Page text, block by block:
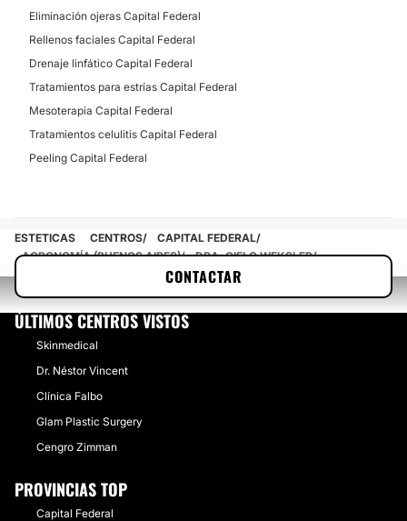
Eliminación ojeras Capital Federal
Rellenos faciales Capital Federal
Drenaje linfático Capital Federal
Tratamientos para estrías Capital Federal
Mesoterapia Capital Federal
Tratamientos celulitis Capital Federal
Peeling Capital Federal
CONTACTAR
ESTETICAS CENTROS
CAPITAL FEDERAL
AGRONOMÍA (BUENOS AIRES)
DRA. CIELO WEKSLER
ÚLTIMOS CENTROS VISTOS
Skinmedical
Dr. Néstor Vincent
Clínica Falbo
Glam Plastic Surgery
Cengro Zimman
PROVINCIAS TOP
Capital Federal